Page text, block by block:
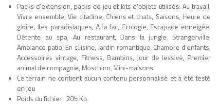
Packs d'extension, packs de jeu et kits d'objets utilisés: Au travail,
Vivre ensemble, Vie citadine, Chiens et chats, Saisons, Heure de
gloire, Iles paradisiaques, A la fac, Ecologie, Escapade enneigée,
Détente au spa, Au restaurant, Dans la jungle, Strangerville,
Ambiance patio, En cuisine, Jardin romantique, Chambre d'enfants,
Accessoires vintage, Fitness, Bambins, Jour de lessive, Premier
animal de compagnie, Moschino, Mini-maisons
Ce terrain ne contient aucun contenu personnalisé et a été testé
en jeu
Poids du fichier : 205 Ko